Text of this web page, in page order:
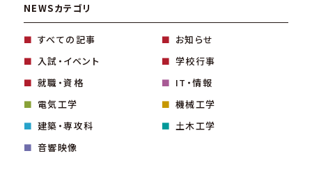
NEWSカテゴリ
すべての記事
お知らせ
入試・イベント
学校行事
就職・資格
IT・情報
電気工学
機械工学
建築・専攻科
土木工学
音響映像